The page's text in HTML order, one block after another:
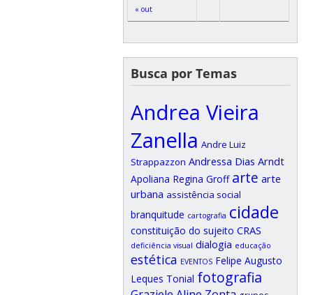
« out
Busca por Temas
Andrea Vieira
Zanella Andre Luiz
Strappazzon Andressa Dias Arndt
Apoliana Regina Groff arte arte
urbana assistência social
branquitude cartografia cidade
constituição do sujeito CRAS
deficiência visual dialogia educação
estética EVENTOS Felipe Augusto
Leques Tonial fotografia